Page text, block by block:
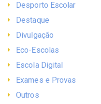
Desporto Escolar
Destaque
Divulgação
Eco-Escolas
Escola Digital
Exames e Provas
Outros